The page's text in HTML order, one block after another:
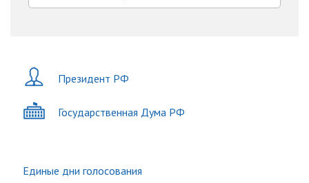
Президент РФ
Государственная Дума РФ
Единые дни голосования